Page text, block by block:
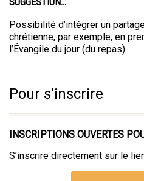
Possibilité d’intégrer un
chrétienne, par exemple, en
l’Évangile du jour (du repas).
Pour s'inscrire
INSCRIPTIONS OUVERTES
S’inscrire directement sur le